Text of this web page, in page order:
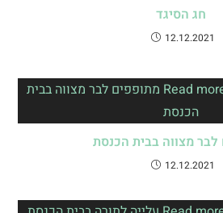
חג הסיגד
12.12.2021
לבר מצווה בבית הכנסת
12.12.2021